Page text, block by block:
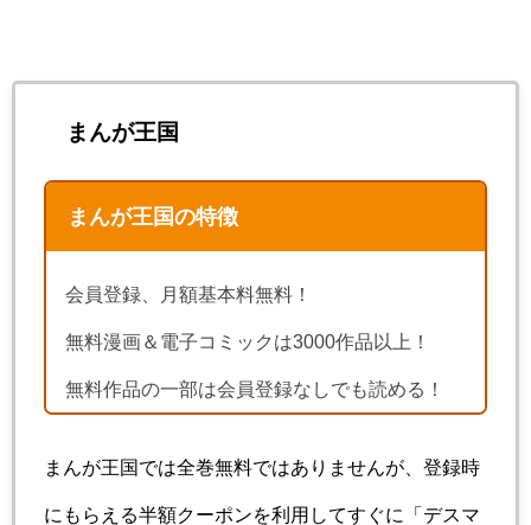
まんが王国
まんが王国の特徴
会員登録、月額基本料無料！
無料漫画＆電子コミックは3000作品以上！
無料作品の一部は会員登録なしでも読める！
まんが王国では全巻無料ではありませんが、登録時
にもらえる半額クーポンを利用してすぐに「デスマ